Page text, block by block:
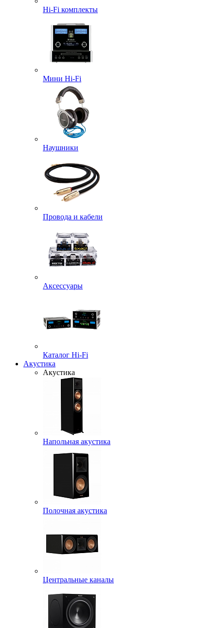
Hi-Fi комплекты
Мини Hi-Fi
Наушники
Провода и кабели
Аксессуары
Каталог Hi-Fi
Акустика
Акустика
Напольная акустика
Полочная акустика
Центральные каналы